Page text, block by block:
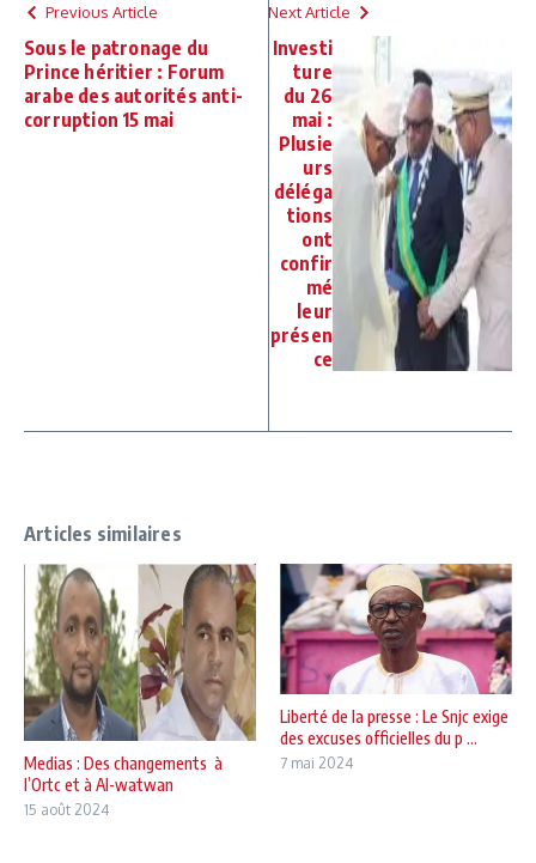
Previous Article
Sous le patronage du
Prince héritier : Forum
arabe des autorités anti-
corruption 15 mai
Next Article
Investi
ture
du 26
mai :
Plusie
urs
déléga
tions
ont
confir
mé
leur
présen
ce
Articles similaires
Medias : Des changements à
l’Ortc et à Al-watwan
15 août 2024
Liberté de la presse : Le Snjc exige
des excuses officielles du p ...
7 mai 2024